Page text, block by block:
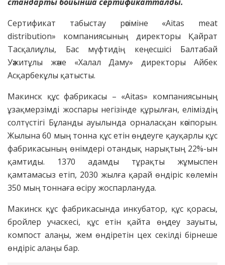
Сертификат табыстау рәсіміне «Aitas meat
distribution» компаниясының директоры Қайрат
Тасқалиұлы, Бас мүфтидің кеңесшісі Балтабай
Уәжитұлы және «Халал Даму» директоры Айбек
Асқарбекұлы қатысты.
Макинск құс фабрикасы – «Aitas» компаниясының
ұзақмерзімді жоспары негізінде құрылған, еліміздің
солтүстігі Бұланды ауылында орналасқан кәсіпорын.
Жылына 60 мың тонна құс етін өңдеуге қауқарлы құс
фабрикасының өнімдері отандық нарықтың 22%-ын
қамтиды. 1370 адамды тұрақты жұмыспен
қамтамасыз етіп, 2030 жылға қарай өндіріс көлемін
350 мың тоннаға өсіру жоспарлануда.
Макинск құс фабрикасында инкубатор, құс қорасы,
бройлер учаскесі, құс етін қайта өңдеу зауыты,
компост алаңы, жем өндіретін цех секілді бірнеше
өндіріс алаңы бар.